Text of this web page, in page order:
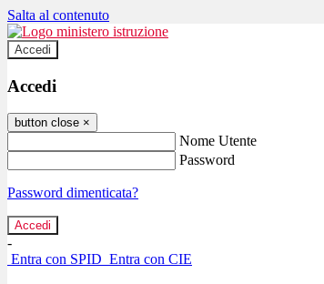
Salta al contenuto
Accedi
Accedi
button close ×
Nome Utente
Password
Password dimenticata?
-
Entra con SPID Entra con CIE